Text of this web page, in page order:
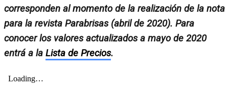
corresponden al momento de la realización de la nota
para la revista Parabrisas (abril de 2020). Para
conocer los valores actualizados a mayo de 2020
entrá a la Lista de Precios.